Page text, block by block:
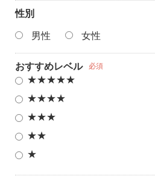
性別
男性 女性
おすすめレベル 必須
★★★★★
★★★★
★★★
★★
★